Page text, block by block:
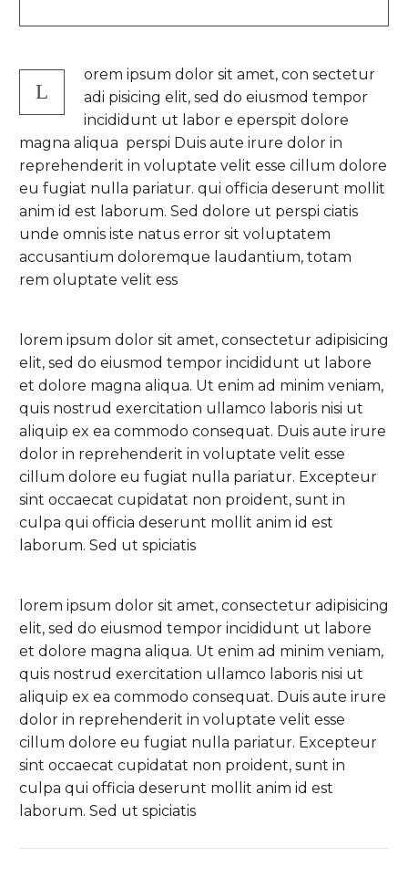
L
orem ipsum dolor sit amet, con sectetur
adi pisicing elit, sed do eiusmod tempor
incididunt ut labor e eperspit dolore
magna aliqua perspi Duis aute irure dolor in
reprehenderit in voluptate velit esse cillum dolore
eu fugiat nulla pariatur. qui officia deserunt mollit
anim id est laborum. Sed dolore ut perspi ciatis
unde omnis iste natus error sit voluptatem
accusantium doloremque laudantium, totam
rem oluptate velit ess
lorem ipsum dolor sit amet, consectetur adipisicing
elit, sed do eiusmod tempor incididunt ut labore
et dolore magna aliqua. Ut enim ad minim veniam,
quis nostrud exercitation ullamco laboris nisi ut
aliquip ex ea commodo consequat. Duis aute irure
dolor in reprehenderit in voluptate velit esse
cillum dolore eu fugiat nulla pariatur. Excepteur
sint occaecat cupidatat non proident, sunt in
culpa qui officia deserunt mollit anim id est
laborum. Sed ut spiciatis
lorem ipsum dolor sit amet, consectetur adipisicing
elit, sed do eiusmod tempor incididunt ut labore
et dolore magna aliqua. Ut enim ad minim veniam,
quis nostrud exercitation ullamco laboris nisi ut
aliquip ex ea commodo consequat. Duis aute irure
dolor in reprehenderit in voluptate velit esse
cillum dolore eu fugiat nulla pariatur. Excepteur
sint occaecat cupidatat non proident, sunt in
culpa qui officia deserunt mollit anim id est
laborum. Sed ut spiciatis